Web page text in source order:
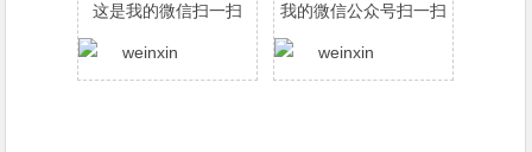
这是我的微信扫一扫
我的微信公众号扫一扫